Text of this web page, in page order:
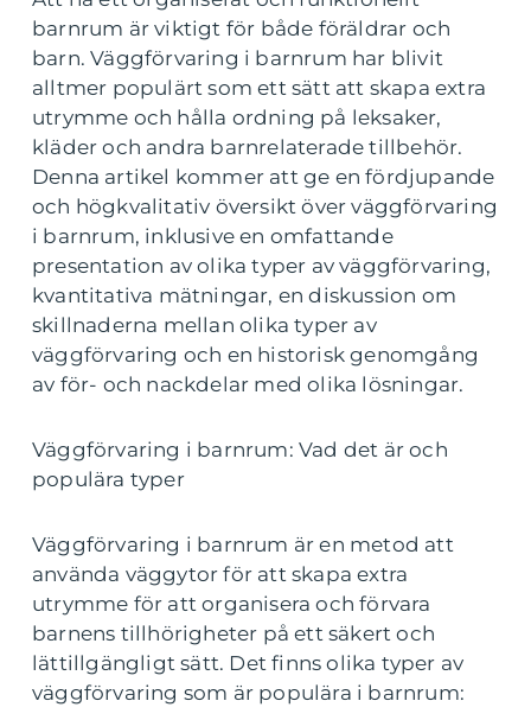
barnrum är viktigt för både föräldrar och
barn. Väggförvaring i barnrum har blivit
alltmer populärt som ett sätt att skapa extra
utrymme och hålla ordning på leksaker,
kläder och andra barnrelaterade tillbehör.
Denna artikel kommer att ge en fördjupande
och högkvalitativ översikt över väggförvaring
i barnrum, inklusive en omfattande
presentation av olika typer av väggförvaring,
kvantitativa mätningar, en diskussion om
skillnaderna mellan olika typer av
väggförvaring och en historisk genomgång
av för- och nackdelar med olika lösningar.
Väggförvaring i barnrum: Vad det är och
populära typer
Väggförvaring i barnrum är en metod att
använda väggytor för att skapa extra
utrymme för att organisera och förvara
barnens tillhörigheter på ett säkert och
lättillgängligt sätt. Det finns olika typer av
väggförvaring som är populära i barnrum: